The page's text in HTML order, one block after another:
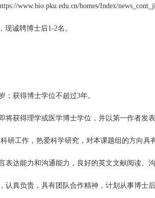
www.bio.pku.edu.cn/homes/Index/
现诚聘博士后1-2名。
；获得博士学位不超过3年。
将获得理学或医学博士学位，并以第一作者发
研工作，热爱科学研究，对本课题组的方向具
表达能力和沟通能力，良好的英文文献阅读、
认真负责，具有团队合作精神，计划从事博士